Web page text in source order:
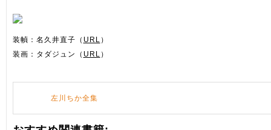
装幀：名久井直子（ URL ）
装画：タダジュン（ URL ）
左川ちか全集